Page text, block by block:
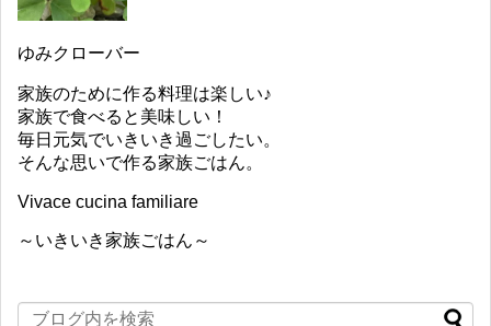
ゆみクローバー
家族のために作る料理は楽しい♪
家族で食べると美味しい！
毎日元気でいきいき過ごしたい。
そんな思いで作る家族ごはん。
Vivace cucina familiare
～いきいき家族ごはん～